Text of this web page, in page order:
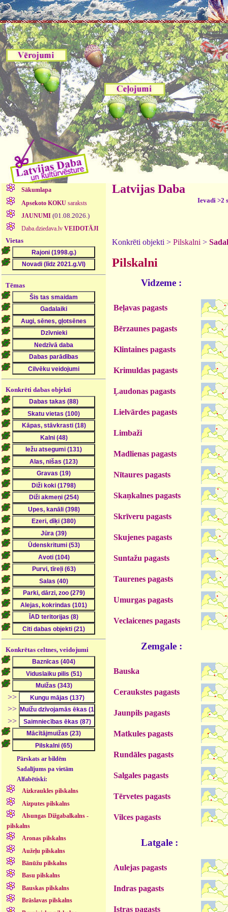
Sākumlapa
Apsekoto KOKUsaraksts
JAUNUMI (01.08.2026.)
Daba.dziedava.lv VEIDOTĀJI
Vietas
Tēmas
Konkrēti dabas objekti
Konkrētas celtnes, veidojumi
>>
>>
>>
Pārskats ar bildēm
Sadalījums pa vietām
Alfabētiski:
Aizkraukles pilskalns
Aizputes pilskalns
Alsungas Dižgabalkalns -
pilskalns
Aronas pilskalns
Aužeļu pilskalns
Bānūžu pilskalns
Basu pilskalns
Bauskas pilskalns
Brāslavas pilskalns
Latvijas Daba
Ievadi >2
Konkrēti objekti > Pilskalni >
Pilskalni
Vidzeme :
Beļavas pagasts
Bērzaunes pagasts
Klintaines pagasts
Krimuldas pagasts
Ļaudonas pagasts
Lielvārdes pagasts
Limbaži
Madlienas pagasts
Nītaures pagasts
Skaņkalnes pagasts
Skrīveru pagasts
Skujenes pagasts
Suntažu pagasts
Taurenes pagasts
Umurgas pagasts
Veclaicenes pagasts
Zemgale :
Bauska
Ceraukstes pagasts
Jaunpils pagasts
Matkules pagasts
Rundāles pagasts
Salgales pagasts
Tērvetes pagasts
Vilces pagasts
Latgale :
Aulejas pagasts
Indras pagasts
Istras pagasts